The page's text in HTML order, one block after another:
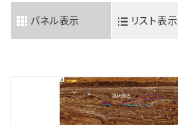
パネル表示 リスト表示